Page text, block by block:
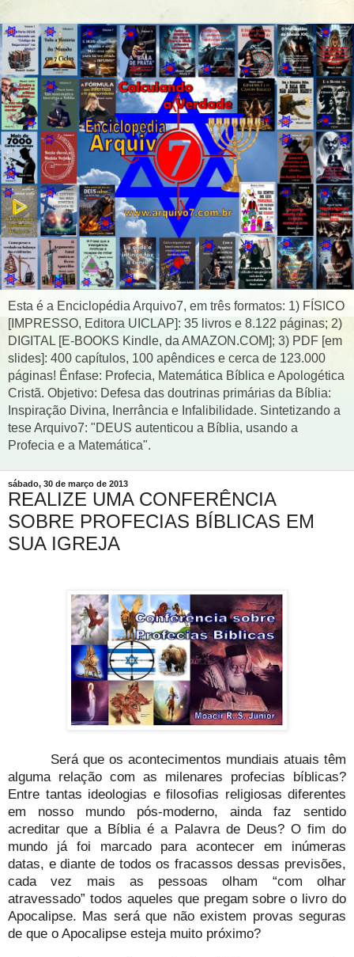
Esta é a Enciclopédia Arquivo7, em três formatos: 1) FÍSICO
[IMPRESSO, Editora UICLAP]: 35 livros e 8.122 páginas; 2)
DIGITAL [E-BOOKS Kindle, da AMAZON.COM]; 3) PDF [em
slides]: 400 capítulos, 100 apêndices e cerca de 123.000
páginas! Ênfase: Profecia, Matemática Bíblica e Apologética
Cristã. Objetivo: Defesa das doutrinas primárias da Bíblia:
Inspiração Divina, Inerrância e Infalibilidade. Sintetizando a
tese Arquivo7: "DEUS autenticou a Bíblia, usando a
Profecia e a Matemática".
sábado, 30 de março de 2013
REALIZE UMA CONFERÊNCIA
SOBRE PROFECIAS BÍBLICAS EM
SUA IGREJA
Será que os acontecimentos mundiais atuais têm
alguma relação com as milenares profecias bíblicas?
Entre tantas ideologias e filosofias religiosas diferentes
em nosso mundo pós-moderno, ainda faz sentido
acreditar que a Bíblia é a Palavra de Deus? O fim do
mundo já foi marcado para acontecer em inúmeras
datas, e diante de todos os fracassos dessas previsões,
cada vez mais as pessoas olham “com olhar
atravessado” todos aqueles que pregam sobre o livro do
Apocalipse. Mas será que não existem provas seguras
de que o Apocalipse esteja muito próximo?